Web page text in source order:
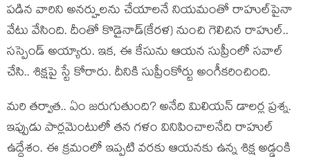
ప‌డిన వారిని అన‌ర్హుల‌ను చేయాల‌నే నియమంతో రాహుల్‌పైనా
వేటు వేసింది. దీంతో కొడైనాడ్‌(కేర‌ళ‌) నుంచి గెలిచిన రాహుల్‌..
స‌స్పెండ్ అయ్యారు. ఇక‌, ఈ కేసును ఆయ‌న సుప్రీంలో స‌వాల్
చేసి.. శిక్షపై స్టే కోరారు. దీనికి సుప్రీంకోర్టు అంగీక‌రించింది.
మ‌రి త‌ర్వాత‌.. ఏం జ‌రుగుతుంది? అనేది మిలియ‌న్ డాల‌ర్ల ప్ర‌శ్న‌.
ఇప్పుడు పార్ల‌మెంటులో త‌న గ‌ళం వినిపించాల‌నేది రాహుల్
ఉద్దేశం. ఈ క్ర‌మంలో ఇప్ప‌టి వ‌ర‌కు ఆయ‌న‌కు ఉన్న శిక్ష అడ్డంకి